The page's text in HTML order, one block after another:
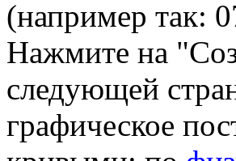
(например так:
Нажмите на
следующей
графическое